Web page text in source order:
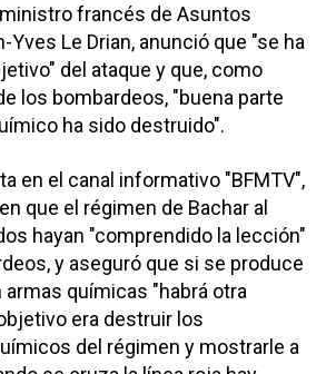
francés de Asuntos
Yves Le Drian, anunció que "se ha
del ataque y que, como
los bombardeos, "buena parte
ha sido destruido".
en el canal informativo "BFMTV",
que el régimen de Bachar al
hayan "comprendido la lección"
y aseguró que si se produce
químicas "habrá otra
era destruir los
del régimen y mostrarle a